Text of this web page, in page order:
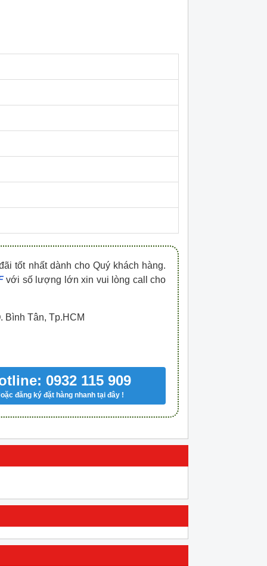
tốt nhất dành cho Quý khách hàng.
với số lượng lớn xin vui lòng call cho
Bình Tân, Tp.HCM
0932 115 909
đăng ký đặt hàng nhanh tại đây !